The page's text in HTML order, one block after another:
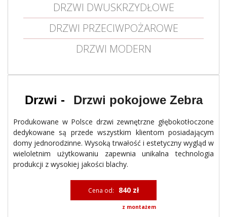
DRZWI DWUSKRZYDŁOWE
DRZWI PRZECIWPOŻAROWE
DRZWI MODERN
Drzwi pokojowe Zebra
Produkowane w Polsce drzwi zewnętrzne głębokotłoczone
dedykowane są przede wszystkim klientom posiadającym
domy jednorodzinne. Wysoką trwałość i estetyczny wygląd w
wieloletnim użytkowaniu zapewnia unikalna technologia
produkcji z wysokiej jakości blachy.
Cena od: 840 zł
z montażem